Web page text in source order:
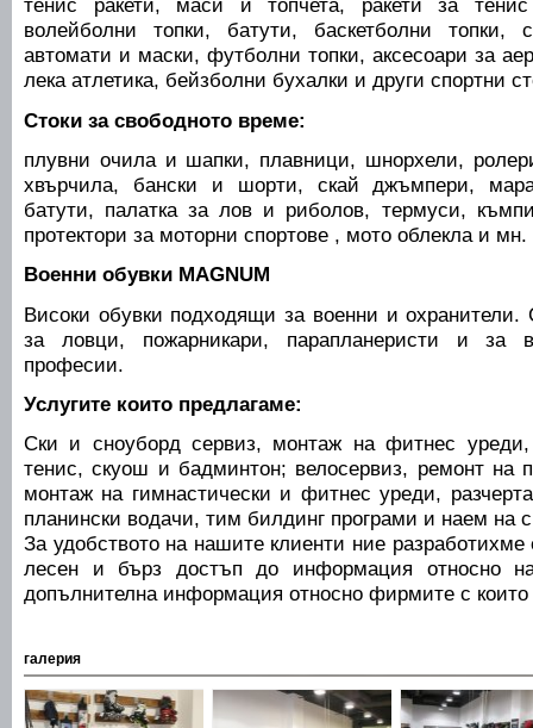
тенис ракети, маси и топчета, ракети за
волейболни топки, батути, баскетболни топки,
автомати и маски, футболни топки, аксесоари за
лека атлетика, бейзболни бухалки и други спортни
Стоки за свободното време:
плувни очила и шапки, плавници, шнорхели,
хвърчила, бански и шорти, скай джъмпери,
батути, палатка за лов и риболов, термуси,
протектори за моторни спортове , мото облекла и
Военни обувки MAGNUM
Високи обувки подходящи за военни и
за ловци, пожарникари, парапланеристи и за
професии.
Услугите които предлагаме:
Ски и сноуборд сервиз, монтаж на фитнес уреди,
тенис, скуош и бадминтон; велосервиз, ремонт на
монтаж на гимнастически и фитнес уреди,
планински водачи, тим билдинг програми и наем на
За удобството на нашите клиенти ние разработихме
лесен и бърз достъп до информация относно
допълнителна информация относно фирмите с
галерия